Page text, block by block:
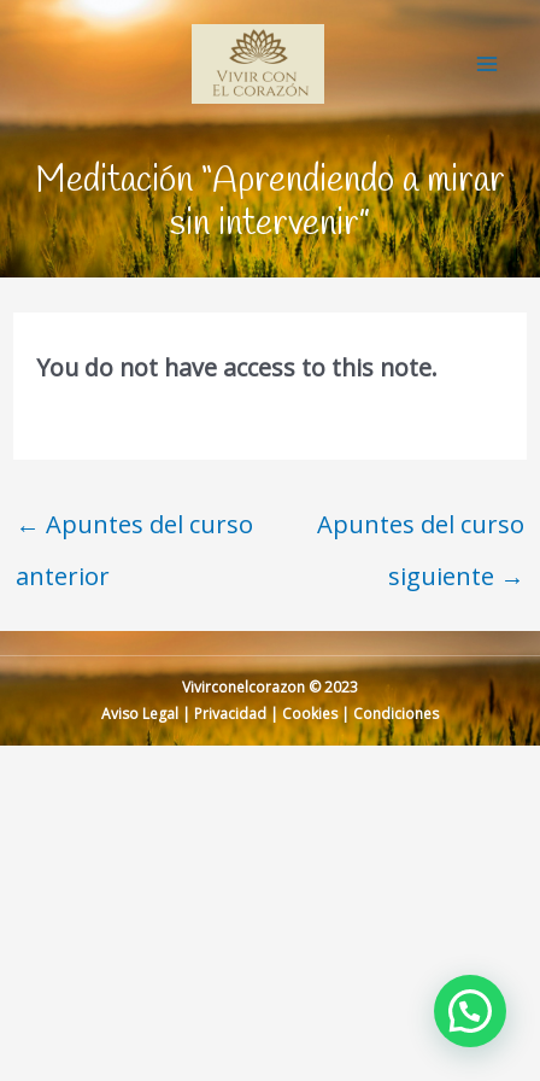
Meditación “Aprendiendo a mirar
sin intervenir”
You do not have access to this note.
← Apuntes del curso
anterior
Apuntes del curso
siguiente →
Vivirconelcorazon © 2023
Aviso Legal | Privacidad|Cookies| Condiciones